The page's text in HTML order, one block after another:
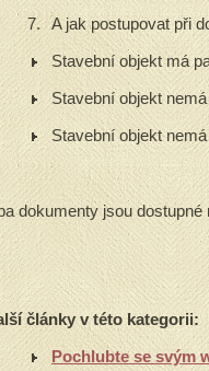
A jak postupovat při
Stavební objekt má
Stavební objekt
Stavební objekt
dokumenty jsou
články v této kategorii:
Pochlubte se svým